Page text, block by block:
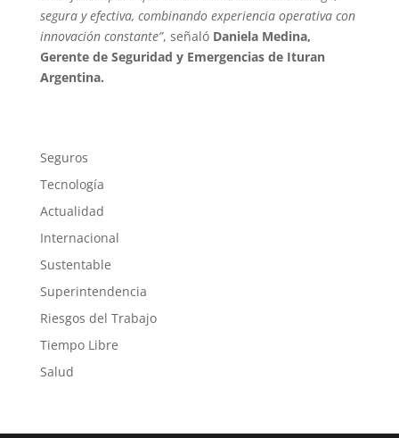
segura y efectiva, combinando experiencia operativa con
innovación constante”, señaló Daniela Medina,
Gerente de Seguridad y Emergencias de Ituran
Argentina.
Seguros
Tecnología
Actualidad
Internacional
Sustentable
Superintendencia
Riesgos del Trabajo
Tiempo Libre
Salud